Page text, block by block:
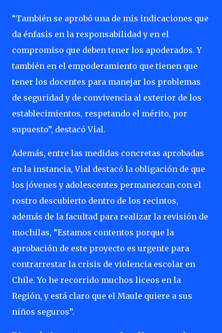
“También se aprobó una de mis indicaciones que
da énfasis en la responsabilidad y en el
compromiso que deben tener los apoderados. Y
también en el empoderamiento que tienen que
tener los docentes para manejar los problemas
de seguridad y de convivencia al exterior de los
establecimientos, respetando el mérito, por
supuesto”, destacó Vial.
Además, entre las medidas concretas aprobadas
en la instancia, Vial destacó la obligación de que
los jóvenes y adolescentes permanezcan con el
rostro descubierto dentro de los recintos,
además de la facultad para realizar la revisión de
mochilas, “Estamos contentos porque la
aprobación de este proyecto es urgente para
contrarrestar la crisis de violencia escolar en
Chile. Yo he recorrido muchos liceos en la
Región, y está claro que el Maule quiere a sus
niños seguros”.